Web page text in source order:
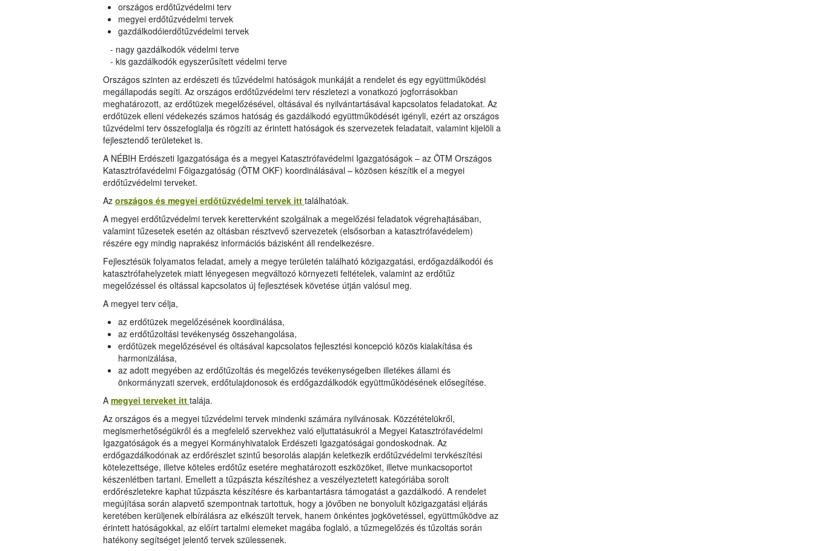
országos erdőtűzvédelmi terv
megyei erdőtűzvédelmi tervek
gazdálkodóierdőtűzvédelmi tervek
- nagy gazdálkodók védelmi terve
- kis gazdálkodók egyszerűsített védelmi terve
Országos szinten az erdészeti és tűzvédelmi hatóságok munkáját a rendelet és egy együttműködési
megállapodás segíti. Az országos erdőtűzvédelmi terv részletezi a vonatkozó jogforrásokban
meghatározott, az erdőtüzek megelőzésével, oltásával és nyilvántartásával kapcsolatos feladatokat. Az
erdőtüzek elleni védekezés számos hatóság és gazdálkodó együttműködését igényli, ezért az országos
tűzvédelmi terv összefoglalja és rögzíti az érintett hatóságok és szervezetek feladatait, valamint kijelöli a
fejlesztendő területeket is.
A NÉBIH Erdészeti Igazgatósága és a megyei Katasztrófavédelmi Igazgatóságok – az ÖTM Országos
Katasztrófavédelmi Főigazgatóság (ÖTM OKF) koordinálásával – közösen készítik el a megyei
erdőtűzvédelmi terveket.
Az országos és megyei erdőtűzvédelmi tervek itt találhatóak.
A megyei erdőtűzvédelmi tervek kerettervként szolgálnak a megelőzési feladatok végrehajtásában,
valamint tűzesetek esetén az oltásban résztvevő szervezetek (elsősorban a katasztrófavédelem)
részére egy mindig naprakész információs bázisként áll rendelkezésre.
Fejlesztésük folyamatos feladat, amely a megye területén található közigazgatási, erdőgazdálkodói és
katasztrófahelyzetek miatt lényegesen megváltozó környezeti feltételek, valamint az erdőtűz
megelőzéssel és oltással kapcsolatos új fejlesztések követése útján valósul meg.
A megyei terv célja,
az erdőtüzek megelőzésének koordinálása,
az erdőtűzoltási tevékenység összehangolása,
erdőtüzek megelőzésével és oltásával kapcsolatos fejlesztési koncepció közös kialakítása és
harmonizálása,
az adott megyében az erdőtűzoltás és megelőzés tevékenységeiben illetékes állami és
önkormányzati szervek, erdőtulajdonosok és erdőgazdálkodók együttműködésének elősegítése.
A megyei terveket itt talája.
Az országos és a megyei tűzvédelmi tervek mindenki számára nyilvánosak. Közzétételükről,
megismerhetőségükről és a megfelelő szervekhez való eljuttatásukról a Megyei Katasztrófavédelmi
Igazgatóságok és a megyei Kormányhivatalok Erdészeti Igazgatóságai gondoskodnak. Az
erdőgazdálkodónak az erdőrészlet szintű besorolás alapján keletkezik erdőtűzvédelmi tervkészítési
kötelezettsége, illetve köteles erdőtűz esetére meghatározott eszközöket, illetve munkacsoportot
készenlétben tartani. Emellett a tűzpászta készítéshez a veszélyeztetett kategóriába sorolt
erdőrészletekre kaphat tűzpászta készítésre és karbantartásra támogatást a gazdálkodó. A rendelet
megújítása során alapvető szempontnak tartottuk, hogy a jövőben ne bonyolult közigazgatási eljárás
keretében kerüljenek elbírálásra az elkészült tervek, hanem önkéntes jogkövetéssel, együttműködve az
érintett hatóságokkal, az előírt tartalmi elemeket magába foglaló, a tűzmegelőzés és tűzoltás során
hatékony segítséget jelentő tervek szülessenek.